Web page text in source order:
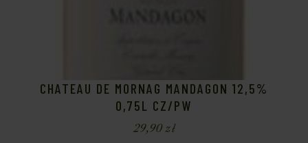
CHATEAU DE MORNAG MANDAGON 12,5%
0,75L CZ/PW
29,90zł